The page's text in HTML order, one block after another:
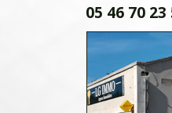
05 46 70 23